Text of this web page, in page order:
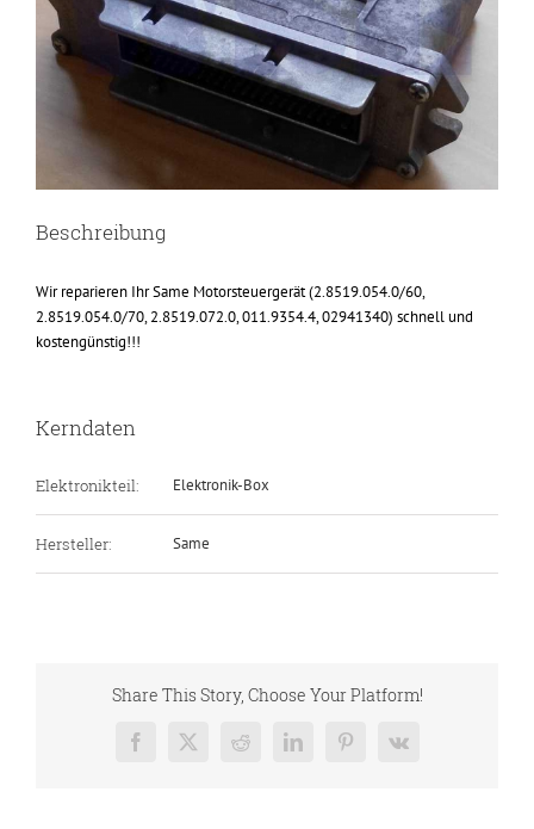
Beschreibung
Wir reparieren Ihr Same Motorsteuergerät (2.8519.054.0/60,
2.8519.054.0/70, 2.8519.072.0, 011.9354.4, 02941340) schnell und
kostengünstig!!!
Kerndaten
Elektronikteil: Elektronik-Box
Hersteller: Same
Share This Story, Choose Your Platform!
Facebook
X RedditLinkedInPinterest
Vk